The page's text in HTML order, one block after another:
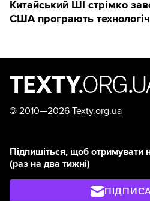
Китайський ШІ стрімко
США програють
© 2010—2026 Texty.org.ua
Підпишіться, щоб отримувати
(раз на два тижні)